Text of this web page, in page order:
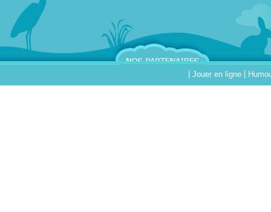
|Jouer en ligne